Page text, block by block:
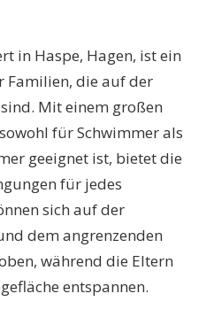
in Haspe, Hagen, ist ein
Familien, die auf der
Mit einem großen
für Schwimmer als
geeignet ist, bietet die
für jedes
sich auf der
dem angrenzenden
während die Eltern
entspannen.